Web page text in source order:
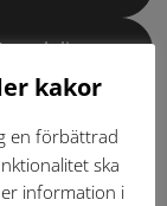
kakor
en förbättrad
ska
information i